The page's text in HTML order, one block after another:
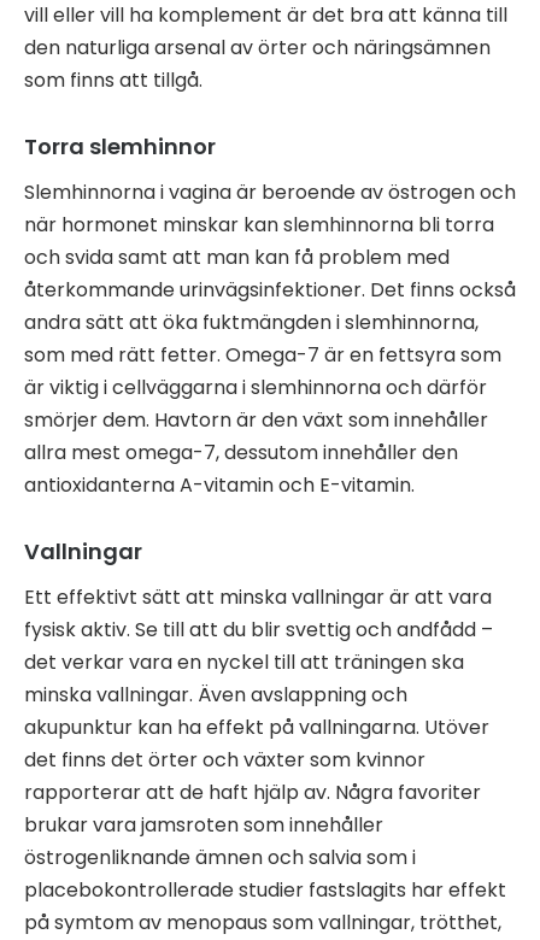
vill eller vill ha komplement är det bra att känna till
den naturliga arsenal av örter och näringsämnen
som finns att tillgå.
Torra slemhinnor
Slemhinnorna i vagina är beroende av östrogen och
när hormonet minskar kan slemhinnorna bli torra
och svida samt att man kan få problem med
återkommande urinvägsinfektioner. Det finns också
andra sätt att öka fuktmängden i slemhinnorna,
som med rätt fetter. Omega-7 är en fettsyra som
är viktig i cellväggarna i slemhinnorna och därför
smörjer dem. Havtorn är den växt som innehåller
allra mest omega-7, dessutom innehåller den
antioxidanterna A-vitamin och E-vitamin.
Vallningar
Ett effektivt sätt att minska vallningar är att vara
fysisk aktiv. Se till att du blir svettig och andfådd –
det verkar vara en nyckel till att träningen ska
minska vallningar. Även avslappning och
akupunktur kan ha effekt på vallningarna. Utöver
det finns det örter och växter som kvinnor
rapporterar att de haft hjälp av. Några favoriter
brukar vara jamsroten som innehåller
östrogenliknande ämnen och salvia som i
placebokontrollerade studier fastslagits har effekt
på symtom av menopaus som vallningar, trötthet,